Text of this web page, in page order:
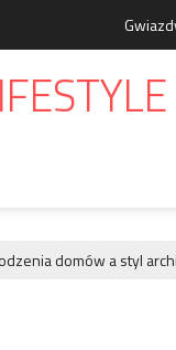
domów a styl